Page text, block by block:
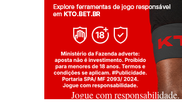
Jogue com